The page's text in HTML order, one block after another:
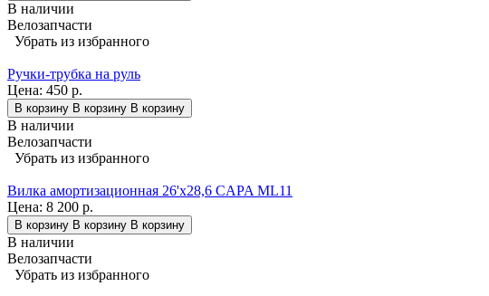
В наличии
Велозапчасти
Убрать из избранного
Ручки-трубка на руль
Цена: 450 р.
В корзину В корзину В корзину
В наличии
Велозапчасти
Убрать из избранного
Вилка амортизационная 26'х28,6 CAPA ML11
Цена: 8 200 р.
В корзину В корзину В корзину
В наличии
Велозапчасти
Убрать из избранного